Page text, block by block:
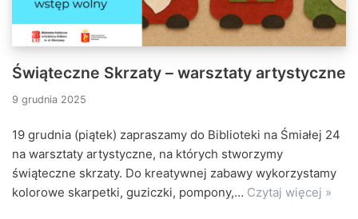
Świąteczne Skrzaty – warsztaty artystyczne
9 grudnia 2025
19 grudnia (piątek) zapraszamy do Biblioteki na Śmiałej 24
na warsztaty artystyczne, na których stworzymy
świąteczne skrzaty. Do kreatywnej zabawy wykorzystamy
kolorowe skarpetki, guziczki, pompony,… Czytaj więcej »